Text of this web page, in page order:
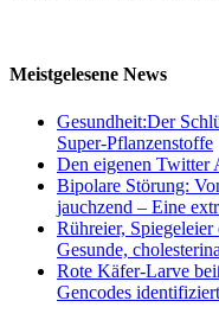
Meistgelesene News
Gesundheit:Der
Super-Pflanzenstoffe
Den eigenen Twitter
Bipolare Störung:
jauchzend – Eine
Rühreier,
Gesunde,
Rote Käfer-Larve
Gencodes identifiziert